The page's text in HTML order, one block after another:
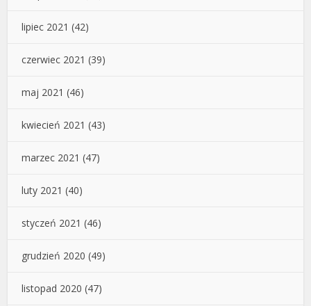
lipiec 2021 (42)
czerwiec 2021 (39)
maj 2021 (46)
kwiecień 2021 (43)
marzec 2021 (47)
luty 2021 (40)
styczeń 2021 (46)
grudzień 2020 (49)
listopad 2020 (47)